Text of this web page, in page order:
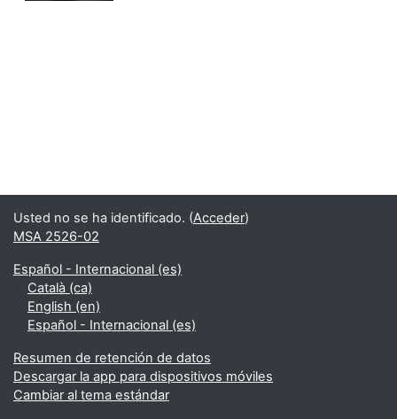
Usted no se ha identificado. (Acceder)
MSA 2526-02
Español - Internacional ‎(es)‎
Català ‎(ca)‎
English ‎(en)‎
Español - Internacional ‎(es)‎
Resumen de retención de datos
Descargar la app para dispositivos móviles
Cambiar al tema estándar